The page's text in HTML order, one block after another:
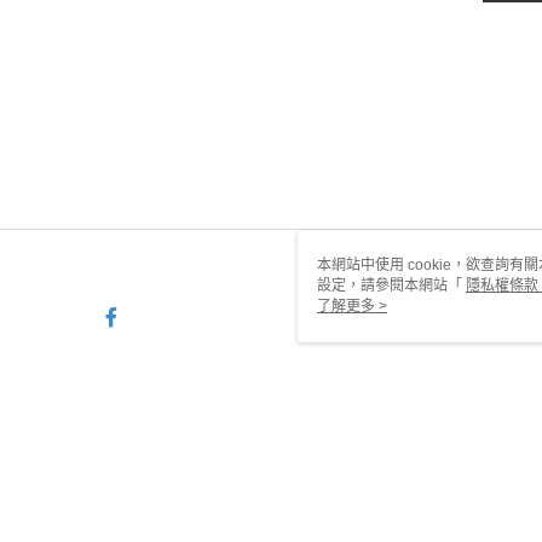
本網站中使用 cookie，欲查詢有
設定，請參閱本網站「 隱私權條款
使用 cookie。
了解更多 >